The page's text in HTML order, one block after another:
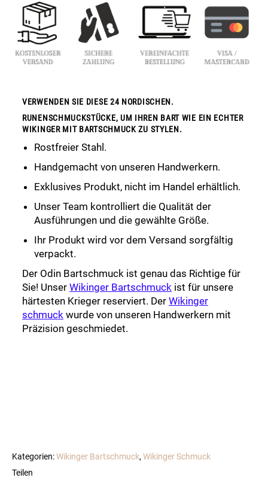
VERWENDEN SIE DIESE 24 NORDISCHEN.
RUNENSCHMUCKSTÜCKE, UM IHREN BART WIE EIN ECHTER
WIKINGER MIT BARTSCHMUCK ZU STYLEN.
Rostfreier Stahl.
Handgemacht von unseren Handwerkern.
Exklusives Produkt, nicht im Handel erhältlich.
Unser Team kontrolliert die Qualität der
Ausführungen und die gewählte Größe.
Ihr Produkt wird vor dem Versand sorgfältig
verpackt.
Der Odin Bartschmuck ist genau das Richtige für
Sie! Unser Wikinger Bartschmuck ist für unsere
härtesten Krieger reserviert. Der Wikinger
schmuck wurde von unseren Handwerkern mit
Präzision geschmiedet.
Kategorien:Wikinger Bartschmuck, Wikinger Schmuck
Teilen